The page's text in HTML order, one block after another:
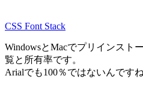
CSS Font Stack
WindowsとMacでプリインスト
覧と所有率です。
Arialでも100％ではないんです